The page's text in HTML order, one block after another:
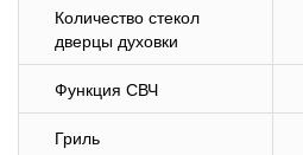
Количество стекол
дверцы духовки
Функция СВЧ
Гриль